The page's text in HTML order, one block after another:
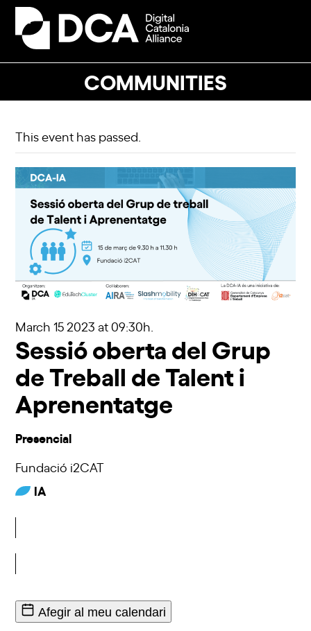
Skip
content
COMMUNITIES
Open
mobile
Close
mobile
This event has passed.
March 15 2023at 09:30h.
Sessió oberta del Grup
de Treball de Talent i
Aprenentatge
Presencial
Fundació i2CAT
IA
Afegir al meu calendari